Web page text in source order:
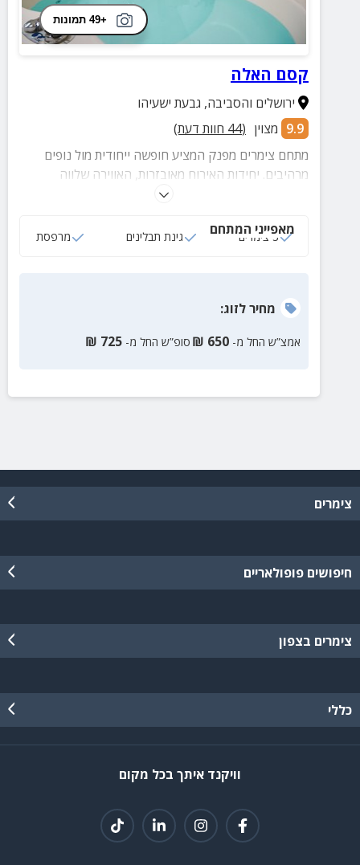
+49 תמונות
קסם האלה
ירושלים והסביבה, גבעת ישעיהו
9.9 מצוין (
44 חוות דעת)
מתחם צימרים מפנק המציע חופשה ייחודית מול נופים
מרהיבים. יחידות האירוח מאובזרות, האווירה שלווה
ובקרבת מקום תמצאו שמורות טבע ופארקים.
מאפייני המתחם
3 צימרים גינת תבלינים מרפסת
מחירלזוג:
אמצ”ש החל מ- 650
₪ סופ”ש החל מ- 725
₪
צימרים
חיפושים פופולאריים
צימרים בצפון
כללי
וויקנד איתך בכל מקום